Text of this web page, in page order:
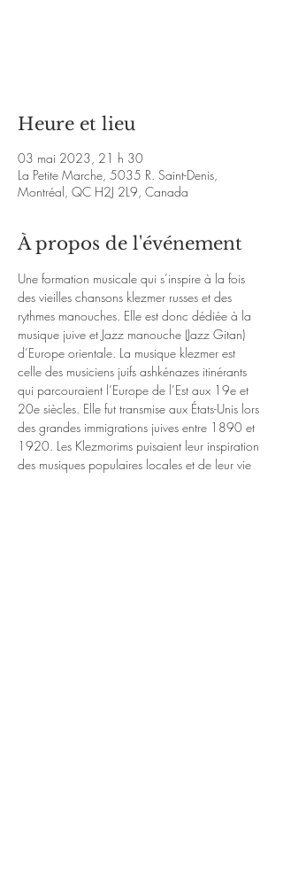
Heure et lieu
03 mai 2023, 21 h 30
La Petite Marche, 5035 R. Saint-Denis,
Montréal, QC H2J 2L9, Canada
À propos de l'événement
Une formation musicale qui s’inspire à la fois
des vieilles chansons klezmer russes et des
rythmes manouches. Elle est donc dédiée à la
musique juive et Jazz manouche (Jazz Gitan)
d’Europe orientale. La musique klezmer est
celle des musiciens juifs ashkénazes itinérants
qui parcouraient l’Europe de l’Est aux 19e et
20e siècles. Elle fut transmise aux États-Unis lors
des grandes immigrations juives entre 1890 et
1920. Les Klezmorims puisaient leur inspiration
des musiques populaires locales et de leur vie